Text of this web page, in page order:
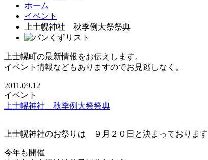
ホーム
イベント
上士幌神社 秋季例大祭祭典
上士幌町の最新情報をお伝えします。
イベント情報などもありますのでお見逃しなく。
2011.09.12
イベント
上士幌神社 秋季例大祭祭典
上士幌神社のお祭りは ９月２０日と決まっております
今年も開催